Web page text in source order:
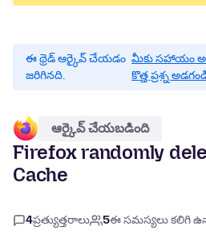
ఈ థ్రెడ్ ఆర్కైవ్ చేయడం
జరిగినది.
మీకు సహాయం
కొత్త ప్రశ్న
ఆర్కైవ్ చేయబడింది
Firefox randomly
Cache
4ప్రత్యుత్తరాలు 5ఈ సమస్యలు కలిగి